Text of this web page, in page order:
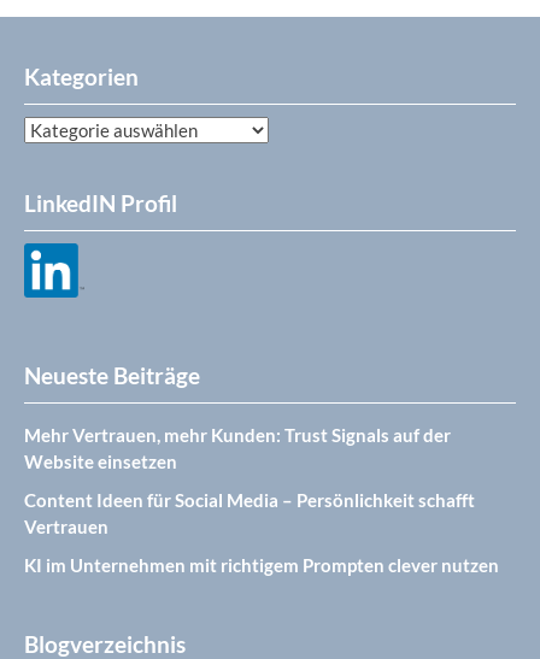
Kategorien
Kategorien
LinkedIN Profil
Neueste Beiträge
Mehr Vertrauen, mehr Kunden: Trust Signals auf der
Website einsetzen
Content Ideen für Social Media – Persönlichkeit schafft
Vertrauen
KI im Unternehmen mit richtigem Prompten clever nutzen
Blogverzeichnis